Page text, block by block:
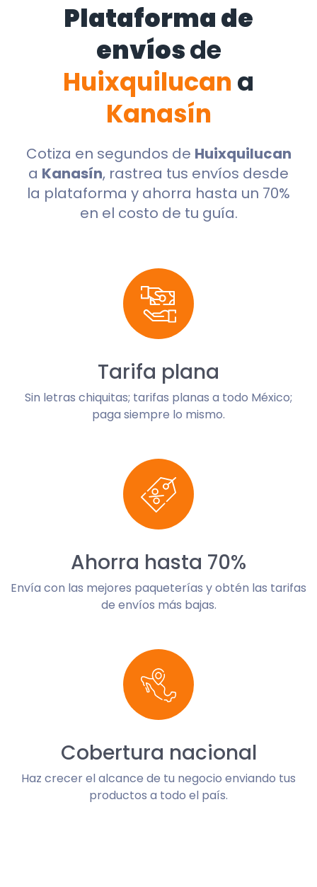
Plataforma de
envíosde
Huixquilucan a
Kanasín
Cotiza en segundos de Huixquilucan
a Kanasín, rastrea tus envíos desde
la plataforma y ahorra hasta un 70%
en el costo de tu guía.
Tarifa plana
Sin letras chiquitas; tarifas planas a todo México;
paga siempre lo mismo.
Ahorra hasta 70%
Envía con las mejores paqueterías y obtén las tarifas
de envíos más bajas.
Cobertura nacional
Haz crecer el alcance de tu negocio enviando tus
productos a todo el país.